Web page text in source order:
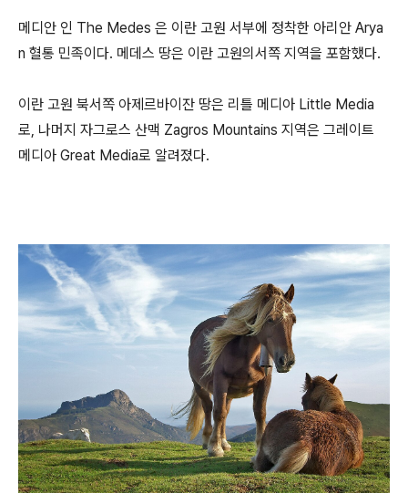
메디안 인 The Medes 은 이란 고원 서부에 정착한 아리안 Arya
n 혈통 민족이다. 메데스 땅은 이란 고원의서쪽 지역을 포함했다.
이란 고원 북서쪽 아제르바이잔 땅은 리틀 메디아 Little Media
로, 나머지 자그로스 산맥 Zagros Mountains 지역은 그레이트
메디아 Great Media로 알려졌다.